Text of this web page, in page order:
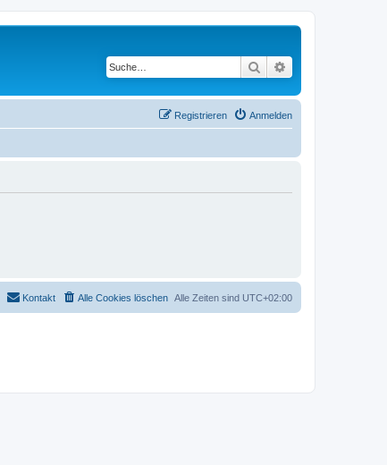
Suche
Anmelden
Registrieren
Alle Zeiten sind UTC+02:00
Alle Cookies löschen
Kontakt